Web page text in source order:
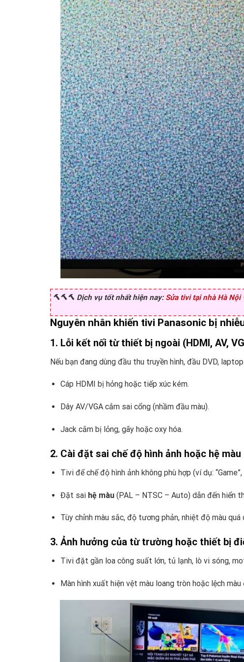
🔨🔨🔨 Dịch vụ tốt nhất hiện nay: Sửa tivi tại nhà Hà Nội
Nguyên nhân khiến tivi Panasonic bị
1. Lỗi kết nối từ thiết bị ngoài (HDMI, AV,
Nếu bạn đang dùng đầu thu truyền hình, đầu DVD,
Cáp HDMI bị hỏng hoặc tiếp xúc kém.
Dây AV/VGA cắm sai cổng (nhầm đầu màu).
Jack cắm bị lỏng, gãy hoặc oxy hóa.
2. Cài đặt sai chế độ hình ảnh hoặc hệ màu
Tivi để chế độ hình ảnh không phù hợp (ví dụ: “Game”,
Đặt sai hệ màu(PAL – NTSC – Auto) dẫn đến hiển
Tùy chỉnh màu sắc, độ tương phản, nhiệt độ màu quá
3. Ảnh hưởng của từ trường hoặc thiết bị
Tivi đặt gần loa công suất lớn, tủ lạnh, lò vi sóng,
Màn hình xuất hiện vệt màu loang tròn hoặc lệch